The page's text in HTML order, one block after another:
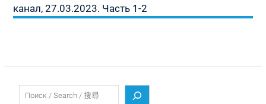
канал, 27.03.2023. Часть 1-2